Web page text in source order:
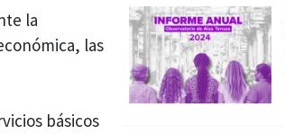
la
las
básicos